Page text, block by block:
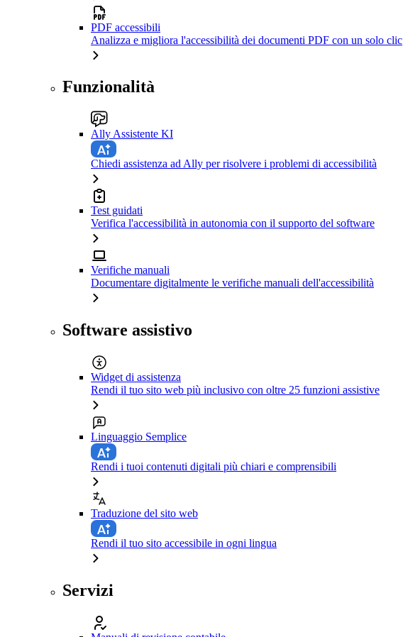
PDF accessibili
Analizza e migliora l'accessibilità dei documenti PDF con un solo clic
Funzionalità
Ally Assistente KI
Chiedi assistenza ad Ally per risolvere i problemi di accessibilità
Test guidati
Verifica l'accessibilità in autonomia con il supporto del software
Verifiche manuali
Documentare digitalmente le verifiche manuali dell'accessibilità
Software assistivo
Widget di assistenza
Rendi il tuo sito web più inclusivo con oltre 25 funzioni assistive
Linguaggio Semplice
Rendi i tuoi contenuti digitali più chiari e comprensibili
Traduzione del sito web
Rendi il tuo sito accessibile in ogni lingua
Servizi